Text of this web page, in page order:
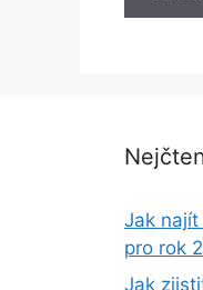
Jak najít
pro rok
Jak